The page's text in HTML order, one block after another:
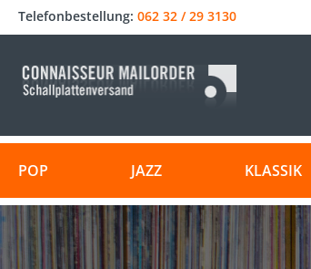
Telefonbestellung: 062 32 / 29 3130
POP JAZZ KLASSIK